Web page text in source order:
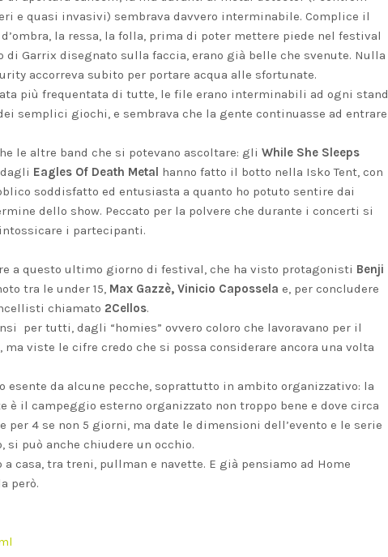
e quasi invasivi) sembrava davvero interminabile. Complice il
la ressa, la folla, prima di poter mettere piede nel festival
di Garrix disegnato sulla faccia, erano già belle che svenute. Nulla
accorreva subito per portare acqua alle sfortunate.
più frequentata di tutte, le file erano interminabili ad ogni stand
semplici giochi, e sembrava che la gente continuasse ad entrare
le altre band che si potevano ascoltare: gli While She Sleeps
Eagles Of Death Metal hanno fatto il botto nella Isko Tent, con
soddisfatto ed entusiasta a quanto ho potuto sentire dai
dello show. Peccato per la polvere che durante i concerti si
i partecipanti.
a questo ultimo giorno di festival, che ha visto protagonisti Benji
tra le under 15, Max Gazzè, Vinicio Capossela e, per concludere
chiamato 2Cellos.
per tutti, dagli “homies” ovvero coloro che lavoravano per il
viste le cifre credo che si possa considerare ancora una volta
esente da alcune pecche, soprattutto in ambito organizzativo: la
è il campeggio esterno organizzato non troppo bene e dove circa
per 4 se non 5 giorni, ma date le dimensioni dell’evento e le serie
può anche chiudere un occhio.
casa, tra treni, pullman e navette. E già pensiamo ad Home
però.